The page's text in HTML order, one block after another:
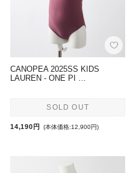
CANOPEA 2025SS KIDS
LAUREN - ONE PI …
SOLD OUT
14,190円 (本体価格:12,900円)